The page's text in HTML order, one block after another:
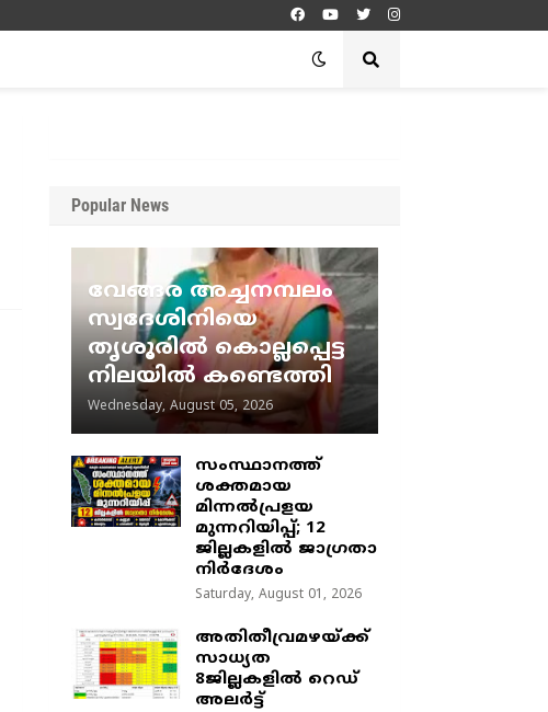
Popular News
വേങ്ങര അച്ചനമ്പലം
സ്വദേശിനിയെ
തൃശൂരിൽ കൊല്ലപ്പെട്ട
നിലയിൽ കണ്ടെത്തി
Wednesday, August 05, 2026
സംസ്ഥാനത്ത്
ശക്തമായ
മിന്നൽപ്രളയ
മുന്നറിയിപ്പ്; 12
ജില്ലകളിൽ ജാഗ്രതാ
നിർദേശം
Saturday, August 01, 2026
അതിതീവ്രമഴയ്ക്ക്
സാധ്യത
8ജില്ലകളിൽ റെഡ്
അലർട്ട്